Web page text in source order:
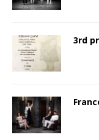
3rd